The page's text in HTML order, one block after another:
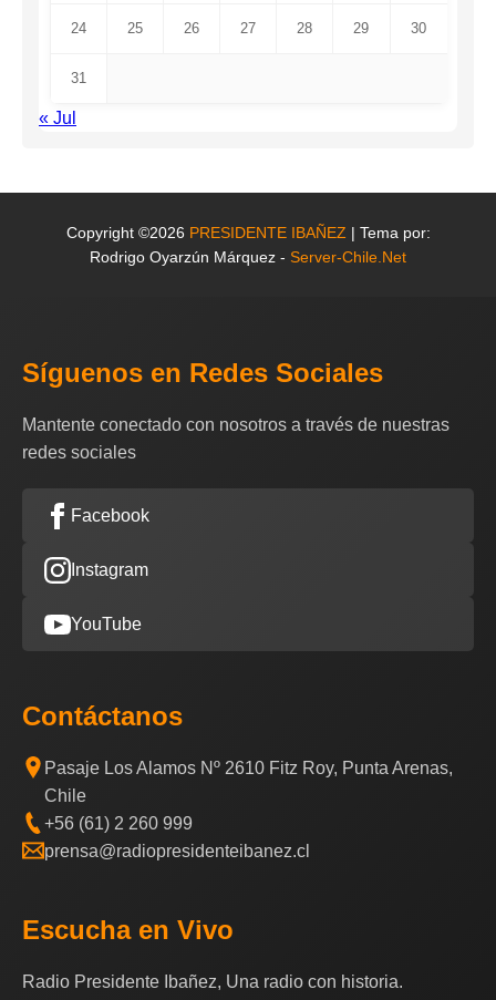
24 25 26 27 28 29 30
31
« Jul
Copyright ©2026 PRESIDENTE IBAÑEZ | Tema por:
Rodrigo Oyarzún Márquez - Server-Chile.Net
Síguenos en Redes Sociales
Mantente conectado con nosotros a través de nuestras
redes sociales
Facebook
Instagram
YouTube
Contáctanos
Pasaje Los Alamos Nº 2610 Fitz Roy, Punta Arenas,
Chile
+56 (61) 2 260 999
prensa@radiopresidenteibanez.cl
Escucha en Vivo
Radio Presidente Ibañez, Una radio con historia.